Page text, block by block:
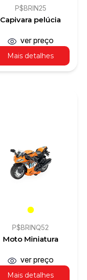
P$BRIN25
Capivara pelúcia
Mais detalhes
ver preço
P$BRINQ52
Moto Miniatura
Mais detalhes
ver preço